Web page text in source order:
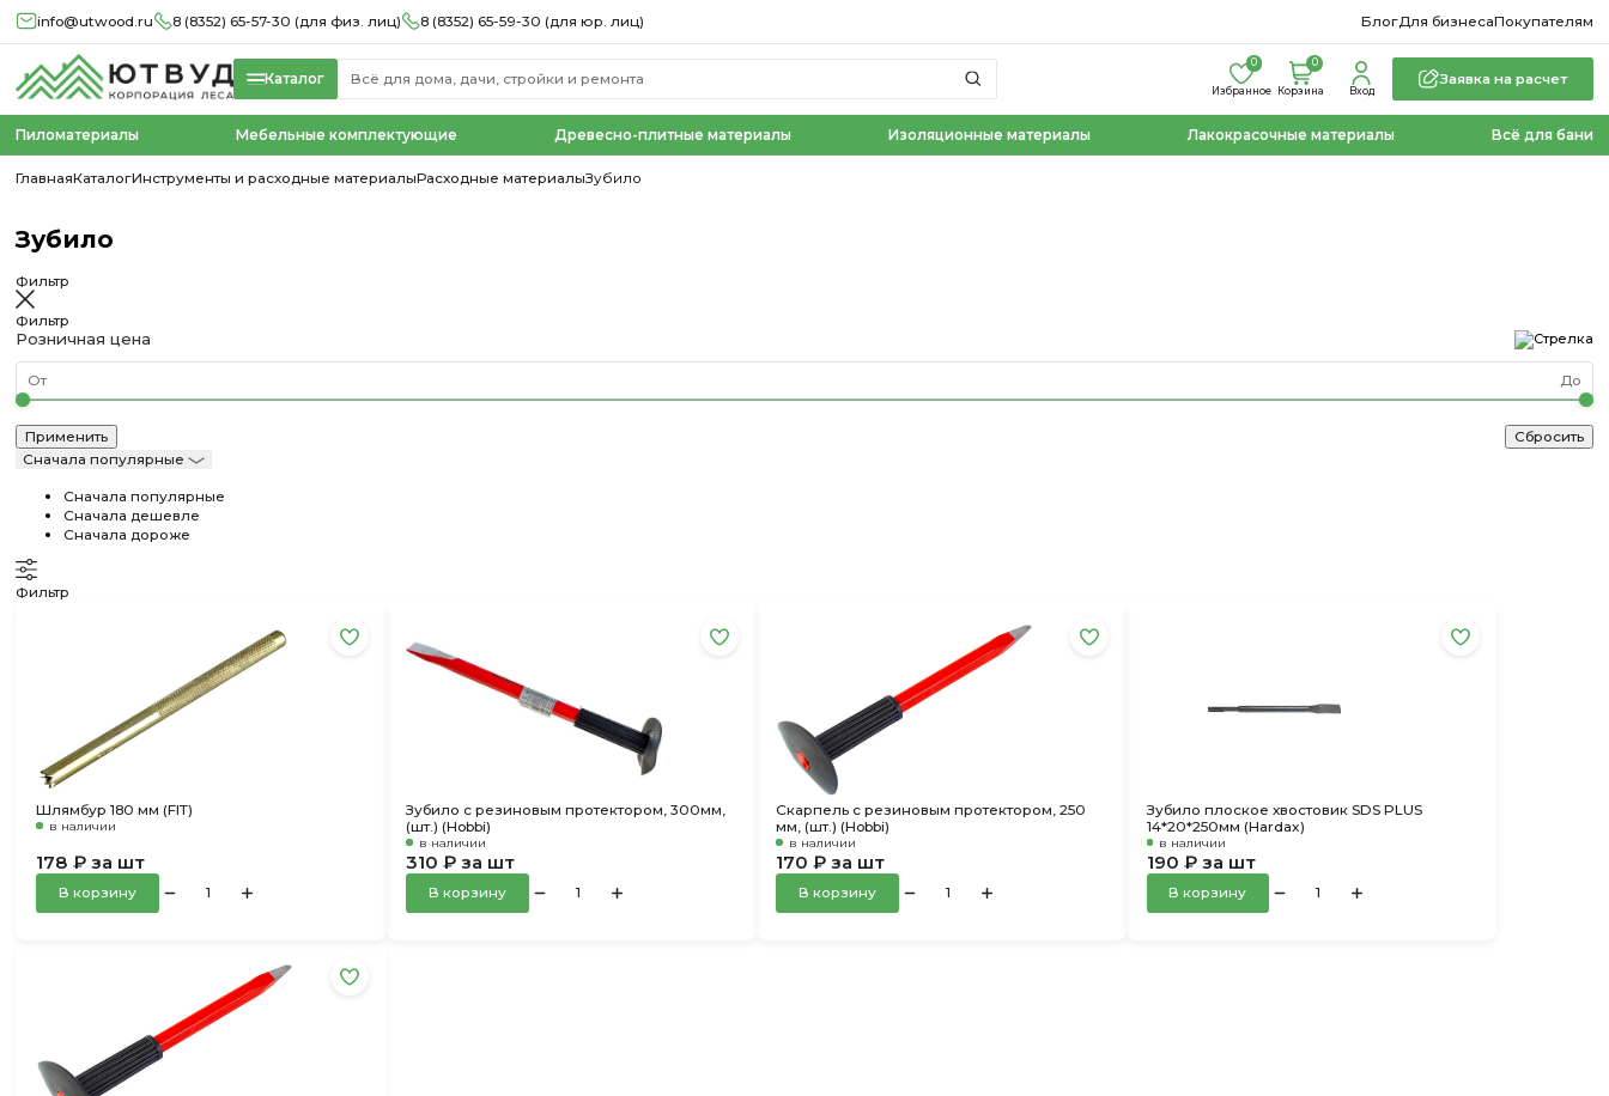
info@utwood.ru 8 (8352) 65-57-30 (для физ. лиц) 8 (8352) 65-59-30 (для юр. лиц) БлогДля бизнесаПокупателям
Каталог
Избранное
0 0
Корзина Вход
Заявка на расчет
Пиломатериалы Мебельные комплектующие Древесно-плитные материалы Изоляционные материалы Лакокрасочные материалы Всё для бани
ГлавнаяКаталогИнструменты и расходные материалыРасходные материалыЗубило
Зубило
Фильтр
Фильтр
Розничная цена
Сначала популярные
Сначала популярные
Сначала дешевле
Сначала дороже
Фильтр
Шлямбур 180 мм (FIT)
в наличии
178 ₽ за шт
В корзину
Зубило с резиновым протектором, 300мм,
(шт.) (Hobbi)
в наличии
310 ₽ за шт
В корзину
Скарпель с резиновым протектором, 250
мм, (шт.) (Hobbi)
в наличии
170 ₽ за шт
В корзину
Зубило плоское хвостовик SDS PLUS
14*20*250мм (Hardax)
в наличии
190 ₽ за шт
В корзину